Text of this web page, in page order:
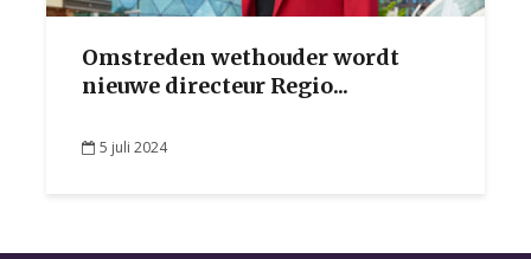
Omstreden wethouder wordt
nieuwe directeur Regio...
5 juli 2024